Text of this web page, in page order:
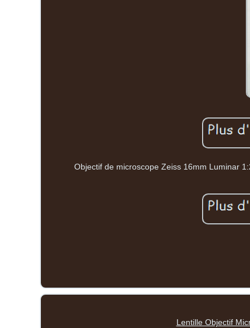
Objectif de microscope Zeiss 16mm Luminar
Lentille Objectif